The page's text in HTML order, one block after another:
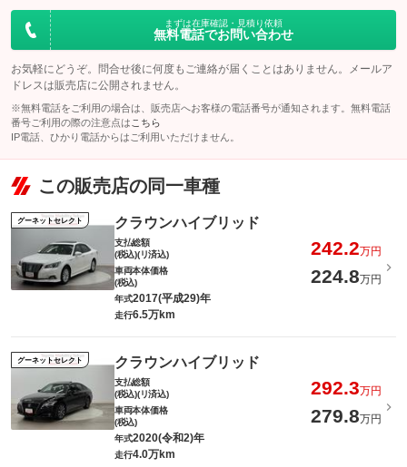
まずは在庫確認・見積り依頼
無料電話でお問い合わせ
お気軽にどうぞ。問合せ後に何度もご連絡が届くことはありません。メールア
ドレスは販売店に公開されません。
※無料電話をご利用の場合は、販売店へお客様の電話番号が通知されます。無料電話
番号ご利用の際の注意点は こちら
IP電話、ひかり電話からはご利用いただけません。
この販売店の同一車種
グーネットセレクト クラウンハイブリッド
支払総額
(税込)(リ済込)
242.2万円
車両本体価格
(税込)
224.8万円
年式2017(平成29)年
走行6.5万km
グーネットセレクト クラウンハイブリッド
支払総額
(税込)(リ済込)
292.3万円
車両本体価格
(税込)
279.8万円
年式2020(令和2)年
走行4.0万km